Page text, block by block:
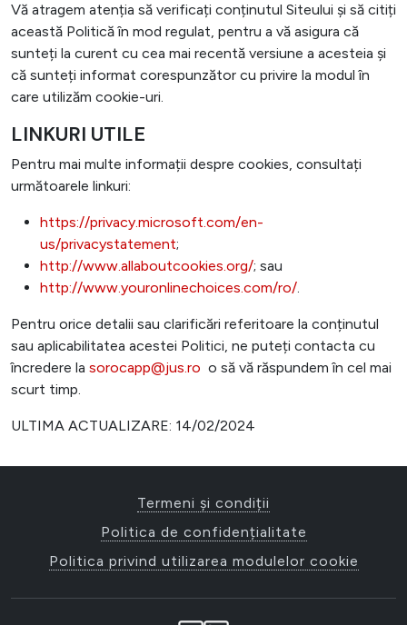
Vă atragem atenția să verificați conținutul Siteului și să citiți
această Politică în mod regulat, pentru a vă asigura că
sunteți la curent cu cea mai recentă versiune a acesteia și
că sunteți informat corespunzător cu privire la modul în
care utilizăm cookie-uri.
LINKURI UTILE
Pentru mai multe informații despre cookies, consultați
următoarele linkuri:
https://privacy.microsoft.com/en-
us/privacystatement;
http://www.allaboutcookies.org/; sau
http://www.youronlinechoices.com/ro/.
Pentru orice detalii sau clarificări referitoare la conținutul
sau aplicabilitatea acestei Politici, ne puteți contacta cu
încredere la sorocapp@jus.ro o să vă răspundem în cel mai
scurt timp.
ULTIMA ACTUALIZARE: 14/02/2024
Termeni și condiții
Politica de confidențialitate
Politica privind utilizarea modulelor cookie